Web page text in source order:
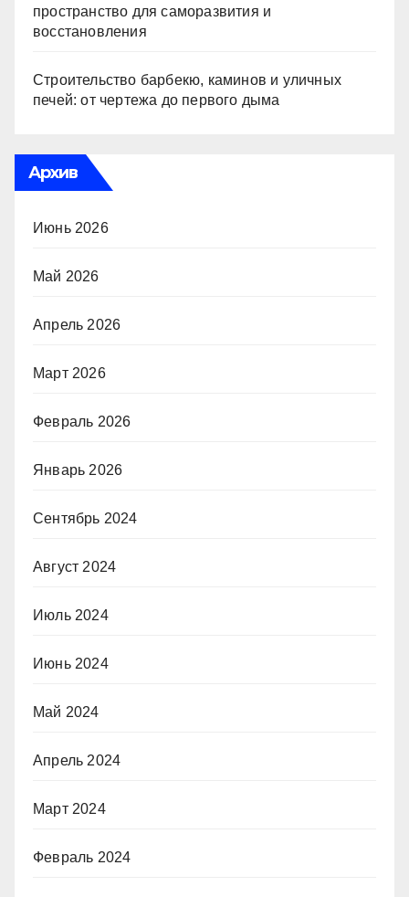
пространство для саморазвития и
восстановления
Строительство барбекю, каминов и уличных
печей: от чертежа до первого дыма
Архив
Июнь 2026
Май 2026
Апрель 2026
Март 2026
Февраль 2026
Январь 2026
Сентябрь 2024
Август 2024
Июль 2024
Июнь 2024
Май 2024
Апрель 2024
Март 2024
Февраль 2024